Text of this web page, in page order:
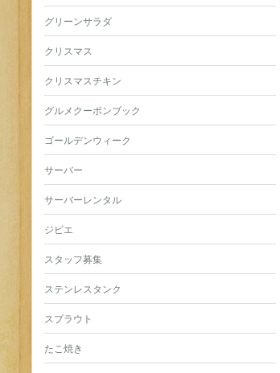
グリーンサラダ
クリスマス
クリスマスチキン
グルメクーポンブック
ゴールデンウィーク
サーバー
サーバーレンタル
ジビエ
スタッフ募集
ステンレスタンク
スプラウト
たこ焼き